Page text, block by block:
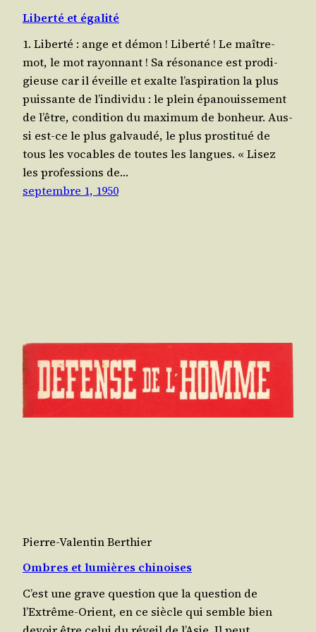
Liberté et égalité
1. Liberté : ange et démon ! Liber­té ! Le maître-
mot, le mot rayonnant ! Sa réso­nance est pro­di­
gieuse car il éveille et exalte l’as­pi­ra­tion la plus
puis­sante de l’in­di­vi­du : le plein épa­nouis­se­ment
de l’être, condi­tion du maxi­mum de bonheur. Aus­
si est-ce le plus gal­vau­dé, le plus pros­ti­tué de
tous les vocables de toutes les langues. « Lisez
les pro­fes­sions de…
septembre 1, 1950
Pierre-Valentin Berthier
Ombres et lumières chinoises
C’est une grave ques­tion que la ques­tion de
l’Extrême-Orient, en ce siècle qui semble bien